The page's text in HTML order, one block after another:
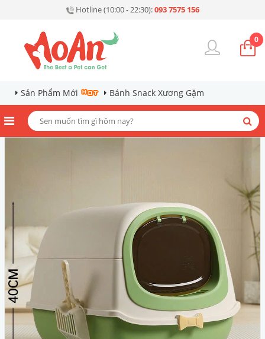
Hotline (10:00 - 22:30):093 7575 156
0
Sản Phẩm Mới Bánh Snack Xương Gặm